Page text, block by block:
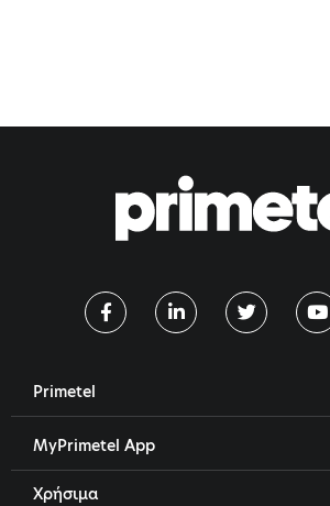
Primetel
MyPrimetel App
Χρήσιμα